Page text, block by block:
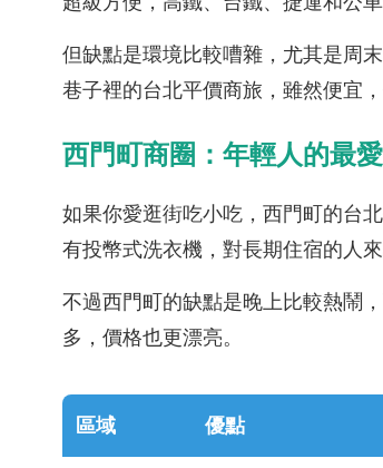
但缺點是環境比較嘈雜，尤其是周
巷子裡的台北平價商旅，雖然便宜
西門町商圈：年輕人的最愛
如果你愛逛街吃小吃，西門町的台
有投幣式洗衣機，對長期住宿的人來
不過西門町的缺點是晚上比較熱鬧
多，價格也更漂亮。
區域 優點